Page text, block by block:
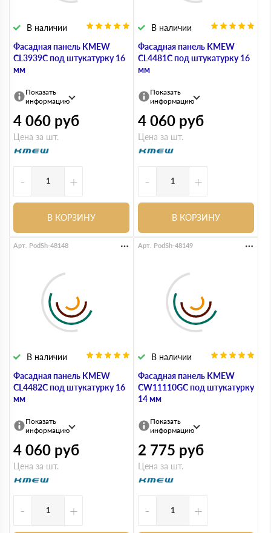
Фасадная панель KMEW
CL3939C под штукатурку 16
мм
В наличии
Показать
информацию
4 060 руб
Цена за шт.
- +
В КОРЗИНУ
Фасадная панель KMEW
CL4481C под штукатурку 16
мм
В наличии
Показать
информацию
4 060 руб
Цена за шт.
- +
В КОРЗИНУ
Фасадная панель KMEW
CL4482C под штукатурку 16
мм
В наличии
Арт. PodSh-48148
Показать
информацию
4 060 руб
Цена за шт.
- +
Фасадная панель KMEW
CW11110GC под штукатурку
14 мм
В наличии
Арт. PodSh-48149
Показать
информацию
2 775 руб
Цена за шт.
- +